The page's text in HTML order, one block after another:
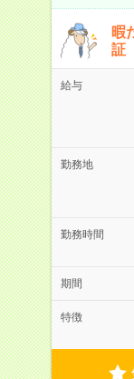
暇
証
給与
勤務地
勤務時間
期間
特徴